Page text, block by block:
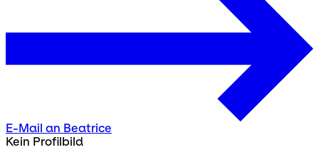
E-Mail an Beatrice
Kein Profilbild